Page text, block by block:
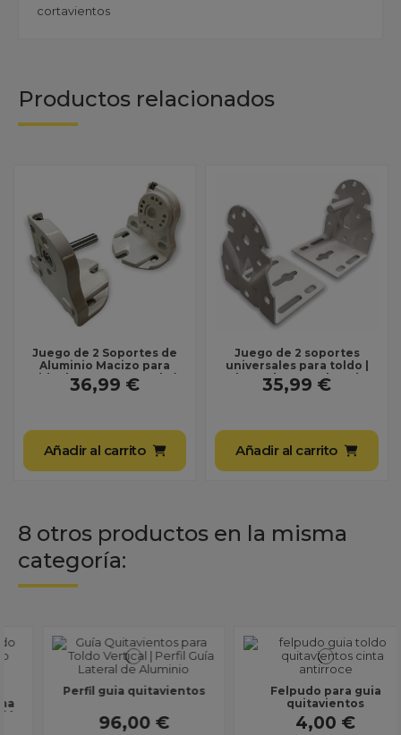
cortavientos
Productos relacionados
Juego de 2 Soportes de
Aluminio Macizo para
Toldo de Ventana o Balcón
● Enganches...
36,99 €
Añadir al carrito
Juego de 2 soportes
universales para toldo |
Chapa de acero lacado
blanco | Fijación...
35,99 €
Añadir al carrito
8 otros productos en la misma
categoría:
Perfil guia quitavientos
96,00 €
Felpudo para guia
quitavientos
4,00 €